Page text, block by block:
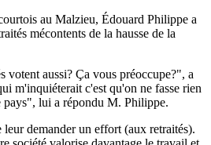
au Malzieu, Édouard Philippe a
mécontents de la hausse de la
votent aussi? Ça vous préoccupe?", a
m'inquiéterait c'est qu'on ne fasse rien
pays", lui a répondu M. Philippe.
demander un effort (aux retraités).